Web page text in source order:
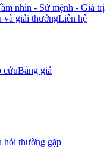
nhìn - Sứ mệnh - Giá trị
và giải thưởngLiên hệ
cứuBảng giá
hỏi thường gặp